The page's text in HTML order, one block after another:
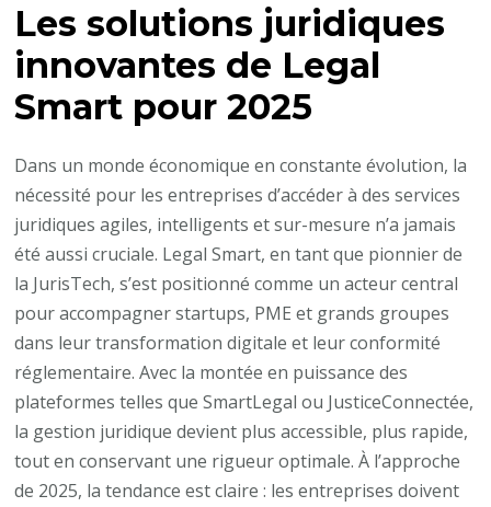
services
juridiques
innovants
de
Smart
Les solutions juridiques
innovantes de Legal
Smart pour 2025
Dans un monde économique en constante évolution, la
nécessité pour les entreprises d’accéder à des services
juridiques agiles, intelligents et sur-mesure n’a jamais
été aussi cruciale. Legal Smart, en tant que pionnier de
la JurisTech, s’est positionné comme un acteur central
pour accompagner startups, PME et grands groupes
dans leur transformation digitale et leur conformité
réglementaire. Avec la montée en puissance des
plateformes telles que SmartLegal ou JusticeConnectée,
la gestion juridique devient plus accessible, plus rapide,
tout en conservant une rigueur optimale. À l’approche
de 2025, la tendance est claire : les entreprises doivent